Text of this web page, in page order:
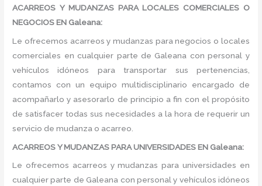
ACARREOS Y MUDANZAS PARA LOCALES COMERCIALES O
NEGOCIOS EN Galeana:
Le ofrecemos acarreos y mudanzas para negocios o locales
comerciales en cualquier parte de Galeana con personal y
vehículos idóneos para transportar sus pertenencias,
contamos con un equipo multidisciplinario encargado de
acompañarlo y asesorarlo de principio a fin con el propósito
de satisfacer todas sus necesidades a la hora de requerir un
servicio de mudanza o acarreo.
ACARREOS Y MUDANZAS PARA UNIVERSIDADES EN Galeana:
Le ofrecemos acarreos y mudanzas para universidades en
cualquier parte de Galeana con personal y vehículos idóneos